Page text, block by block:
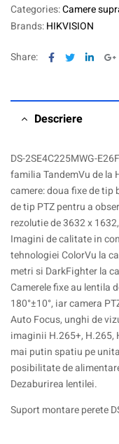
Categories:Camere
Brands:HIKVISION
Share: Facebook
Twitter
Descriere
DS-2SE4C225MWG-
familia TandemVu de la
camere: doua fixe de tip
de tip PTZ pentru a
rezolutie de 3632 x
Imagini de calitate in
tehnologiei ColorVu la
metri si DarkFighter la
Camerele fixe au lentila
180°±10°, iar camera
Auto Focus, unghi de
imaginii H.265+, H.265,
mai putin spatiu pe
posibilitate de
Dezaburirea lentilei.
Suport montare perete